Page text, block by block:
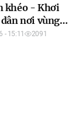
khéo - Khơi
dân nơi vùng
Hồng
- 15:11 2091